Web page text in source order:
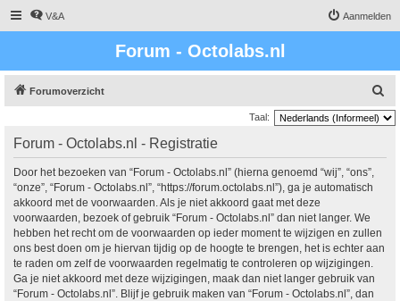
V&A Aanmelden
Forum - Octolabs.nl
Forumoverzicht
o
Taal:
Forum - Octolabs.nl - Registratie
Door het bezoeken van “Forum - Octolabs.nl” (hierna genoemd “wij”, “ons”,
“onze”, “Forum - Octolabs.nl”, “https://forum.octolabs.nl”), ga je automatisch
akkoord met de voorwaarden. Als je niet akkoord gaat met deze
voorwaarden, bezoek of gebruik “Forum - Octolabs.nl” dan niet langer. We
hebben het recht om de voorwaarden op ieder moment te wijzigen en zullen
ons best doen om je hiervan tijdig op de hoogte te brengen, het is echter aan
te raden om zelf de voorwaarden regelmatig te controleren op wijzigingen.
Ga je niet akkoord met deze wijzigingen, maak dan niet langer gebruik van
“Forum - Octolabs.nl”. Blijf je gebruik maken van “Forum - Octolabs.nl”, dan